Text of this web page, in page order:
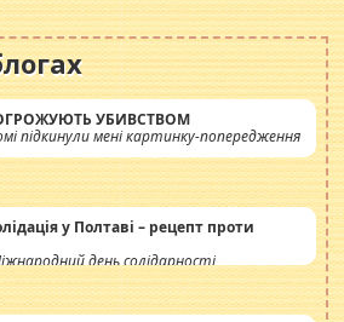
УБИВСТВОМ
підкинули мені картинку-попередження
у Полтаві – рецепт проти
день солідарності